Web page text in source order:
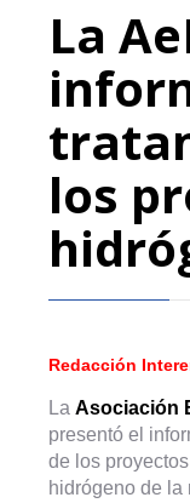
La
los
Redacción
La Asociación
presentó el
de los
hidrógeno de la